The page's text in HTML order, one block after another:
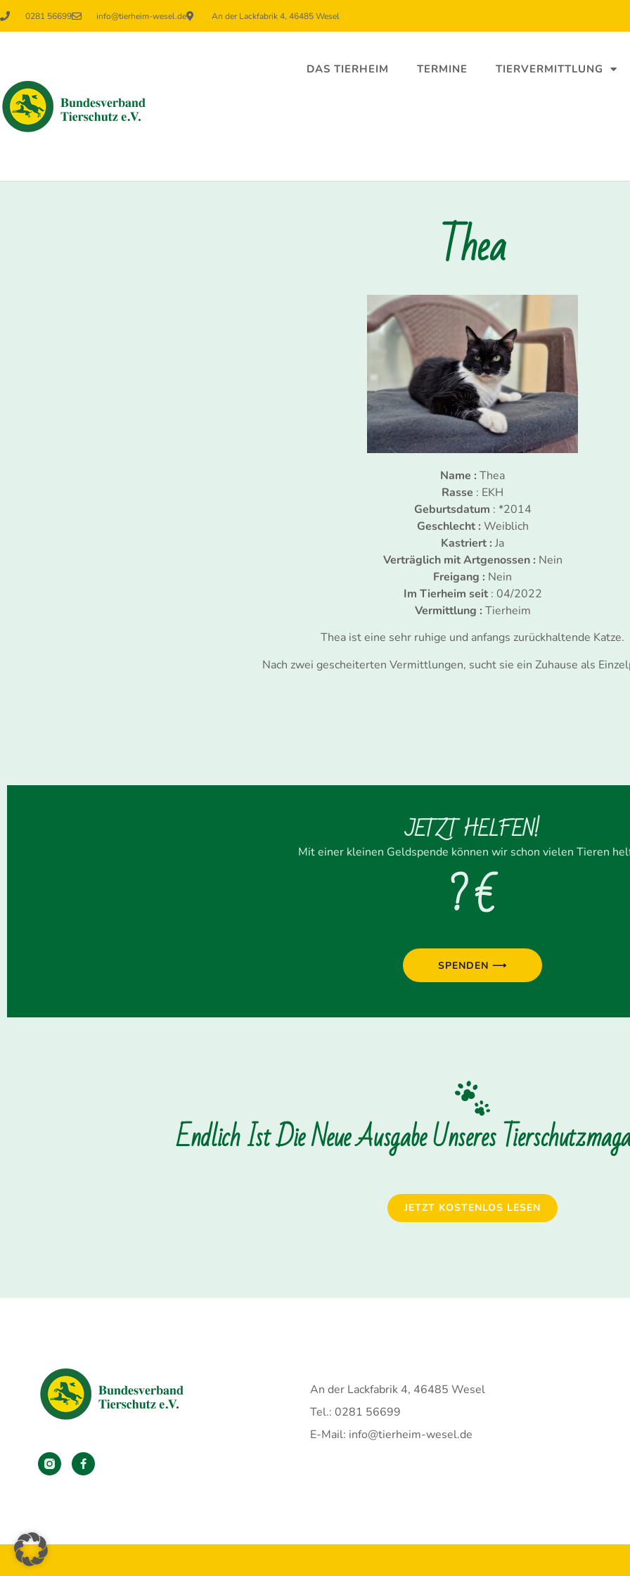
0281 56699 info@tierheim-wesel.de An der Lackfabrik 4, 46485 Wesel
DAS TIERHEIM TERMINE TIERVERMITTLUNG
Thea
Name : Thea
Rasse : EKH
Geburtsdatum : *2014
Geschlecht : Weiblich
Kastriert : Ja
Verträglich mit Artgenossen : Nein
Freigang : Nein
Im Tierheim seit: 04/2022
Vermittlung : Tierheim
Thea ist eine sehr ruhige und anfangs zurückhaltende Katze.
Nach zwei gescheiterten Vermittlungen, sucht sie ein Zuhause als
JETZT HELFEN!
Mit einer kleinen Geldspende können wir schon vielen Tieren
? €
SPENDEN ⟶
Endlich Ist Die Neue Ausgabe Unseres
JETZT KOSTENLOS LESEN
An der Lackfabrik 4, 46485 Wesel
Tel.: 0281 56699
E-Mail: info@tierheim-wesel.de